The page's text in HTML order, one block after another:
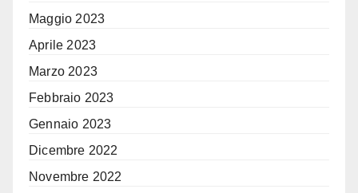
Maggio 2023
Aprile 2023
Marzo 2023
Febbraio 2023
Gennaio 2023
Dicembre 2022
Novembre 2022